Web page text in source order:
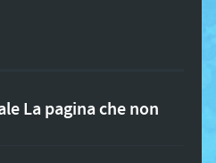
La pagina che non